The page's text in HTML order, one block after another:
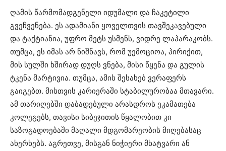
ღამის წარმომადგენელი იდუმალი და ჩაკეტილი
გვეჩვენება. ეს ადამიანი ყოველთვის თავშეკავებული
და ტაქტიანია, უფრო მეტს უსმენს, ვიდრე ლაპარაკობს.
თუმცა, ეს იმას არ ნიშნავს, რომ უემოციოა, პირიქით,
მის სულში ხშირად დუღს ვნება, მისი წყენა და გულის
ტკენა მარტივია. თუმცა, ამის შესახებ ვერაფერს
გაიგებთ. მისთვის კარიერაში სტაბილურობაა მთავარი.
ამ თარიღებში დაბადებული არასდროს ეკამათება
კოლეგებს, თავისი სიბეჯითის წყალობით კი
საზოგადოებაში მაღალი მდგომარეობის მიღებასაც
ახერხებს. აგრეთვე, მისგან ნიჭიერი მხატვარი ან